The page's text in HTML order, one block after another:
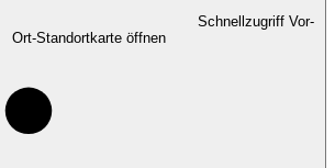
Schnellzugriff Vor-
Ort-Standortkarte öffnen